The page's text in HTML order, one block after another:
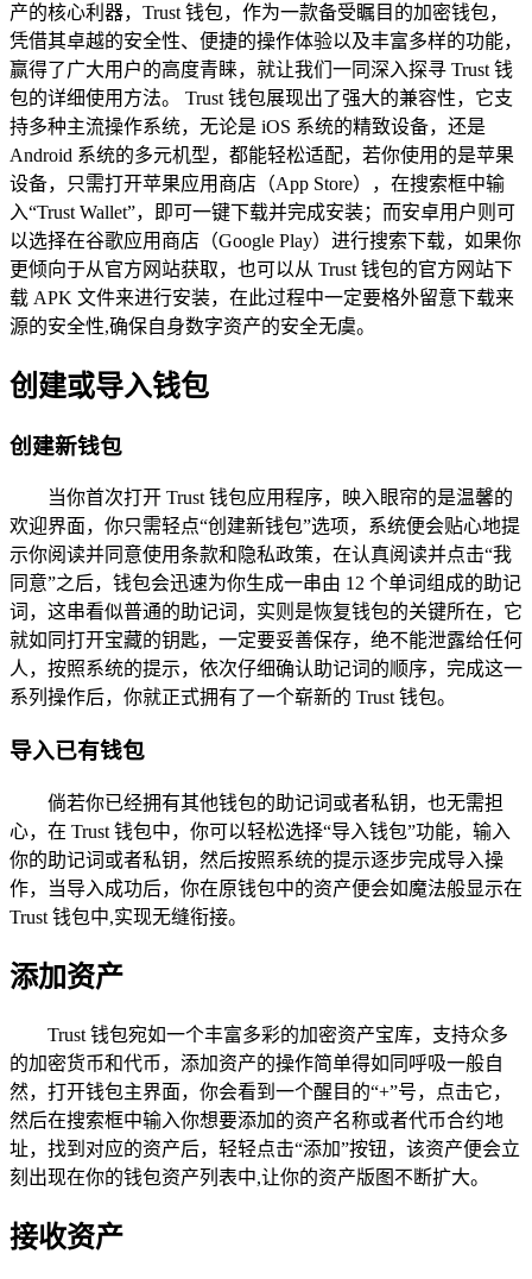
产的核心利器，Trust 钱包，作为一款备受瞩目的加密钱包，
凭借其卓越的安全性、便捷的操作体验以及丰富多样的功能，
赢得了广大用户的高度青睐，就让我们一同深入探寻 Trust 钱
包的详细使用方法。 Trust 钱包展现出了强大的兼容性，它支
持多种主流操作系统，无论是 iOS 系统的精致设备，还是
Android 系统的多元机型，都能轻松适配，若你使用的是苹果
设备，只需打开苹果应用商店（App Store），在搜索框中输
入“Trust Wallet”，即可一键下载并完成安装；而安卓用户则可
以选择在谷歌应用商店（Google Play）进行搜索下载，如果你
更倾向于从官方网站获取，也可以从 Trust 钱包的官方网站下
载 APK 文件来进行安装，在此过程中一定要格外留意下载来
源的安全性,确保自身数字资产的安全无虞。
创建或导入钱包
创建新钱包
当你首次打开 Trust 钱包应用程序，映入眼帘的是温馨的
欢迎界面，你只需轻点“创建新钱包”选项，系统便会贴心地提
示你阅读并同意使用条款和隐私政策，在认真阅读并点击“我
同意”之后，钱包会迅速为你生成一串由 12 个单词组成的助记
词，这串看似普通的助记词，实则是恢复钱包的关键所在，它
就如同打开宝藏的钥匙，一定要妥善保存，绝不能泄露给任何
人，按照系统的提示，依次仔细确认助记词的顺序，完成这一
系列操作后，你就正式拥有了一个崭新的 Trust 钱包。
导入已有钱包
倘若你已经拥有其他钱包的助记词或者私钥，也无需担
心，在 Trust 钱包中，你可以轻松选择“导入钱包”功能，输入
你的助记词或者私钥，然后按照系统的提示逐步完成导入操
作，当导入成功后，你在原钱包中的资产便会如魔法般显示在
Trust 钱包中,实现无缝衔接。
添加资产
Trust 钱包宛如一个丰富多彩的加密资产宝库，支持众多
的加密货币和代币，添加资产的操作简单得如同呼吸一般自
然，打开钱包主界面，你会看到一个醒目的“+”号，点击它，
然后在搜索框中输入你想要添加的资产名称或者代币合约地
址，找到对应的资产后，轻轻点击“添加”按钮，该资产便会立
刻出现在你的钱包资产列表中,让你的资产版图不断扩大。
接收资产